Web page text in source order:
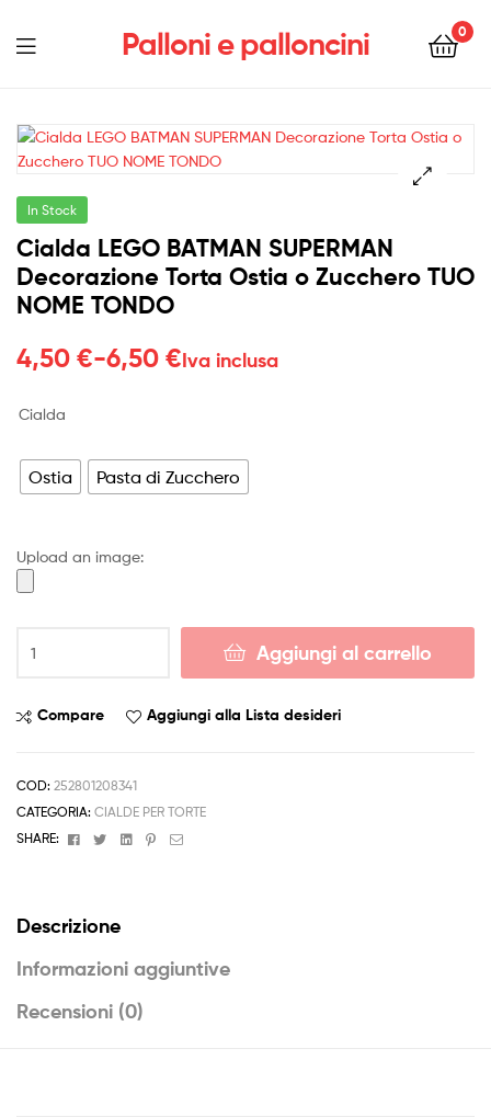
Palloni e palloncini 0
Menu
In Stock
Cialda LEGO BATMAN SUPERMAN
Decorazione Torta Ostia o Zucchero TUO
NOME TONDO
4,50 €-6,50 €
Fascia
da
a
Iva inclusa
Cialda
Ostia Pasta di Zucchero
Upload an image:
LEGO
SUPERMAN
Ostia
o
Zucchero
quantità
Aggiungi al carrello
Compare Aggiungi alla Lista desideri
COD: 252801208341
CATEGORIA: CIALDE PER TORTE
SHARE:
FacebookTwitterLinkedinPinterest
Email
Descrizione
Informazioni aggiuntive
Recensioni (0)